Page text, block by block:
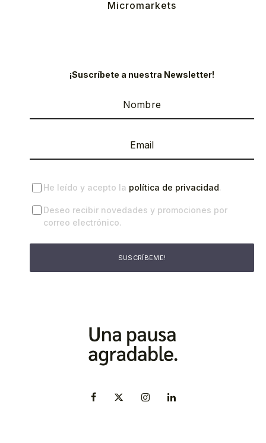
Micromarkets
¡Suscríbete a nuestra Newsletter!
He leído y acepto la política de privacidad.
Deseo recibir novedades y promociones por
correo electrónico.